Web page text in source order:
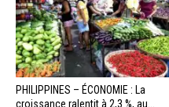
PHILIPPINES – ÉCONOMIE : La
croissance ralentit à 2,3 %, au...